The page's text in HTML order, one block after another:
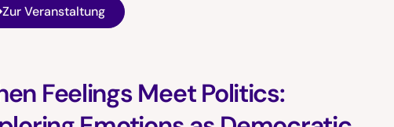
Zur Veranstaltung
Feelings Meet Politics: